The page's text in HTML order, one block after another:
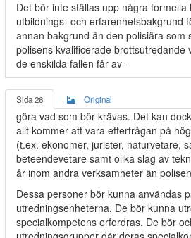
Det bör inte ställas upp några
utbildnings- och erfarenhetsbakgrund
annan bakgrund än den polisiära som
polisens kvalificerade brottsutredande
de enskilda fallen får av-
Sida 26 Original
göra vad som bör krävas. Det kan
allt kommer att vara efterfrågan på
(t.ex. ekonomer, jurister, naturvetare,
beteendevetare samt olika slag av
år inom andra verksamheter än
Dessa personer bör kunna användas
utredningsenheterna. De bör kunna
specialkompetens erfordras. De bör